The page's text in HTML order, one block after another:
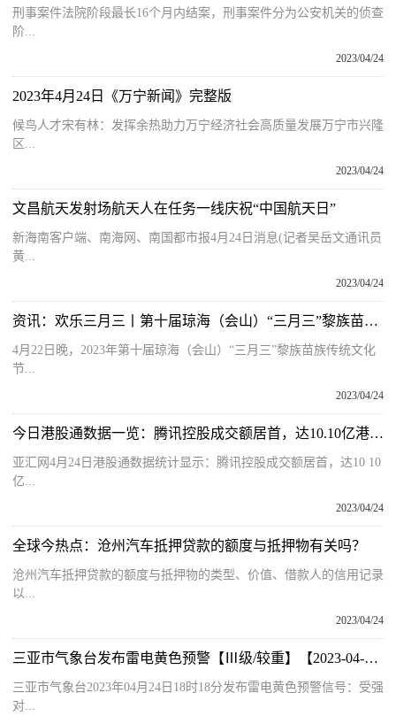
刑事案件法院阶段最长16个月内结案，刑事案件分为公安机关的侦查
阶...
2023/04/24
2023年4月24日《万宁新闻》完整版
候鸟人才宋有林：发挥余热助力万宁经济社会高质量发展万宁市兴隆
区...
2023/04/24
文昌航天发射场航天人在任务一线庆祝“中国航天日”
新海南客户端、南海网、南国都市报4月24日消息(记者吴岳文通讯员
黄...
2023/04/24
资讯：欢乐三月三丨第十届琼海（会山）“三月三”黎族苗族传统文化节文艺晚会举行
4月22日晚，2023年第十届琼海（会山）“三月三”黎族苗族传统文化
节...
2023/04/24
今日港股通数据一览：腾讯控股成交额居首，达10.10亿港元 每日快讯
亚汇网4月24日港股通数据统计显示：腾讯控股成交额居首，达10 10
亿...
2023/04/24
全球今热点：沧州汽车抵押贷款的额度与抵押物有关吗？
沧州汽车抵押贷款的额度与抵押物的类型、价值、借款人的信用记录
以...
2023/04/24
三亚市气象台发布雷电黄色预警【Ⅲ级/较重】【2023-04-24】
三亚市气象台2023年04月24日18时18分发布雷电黄色预警信号：受强
对...